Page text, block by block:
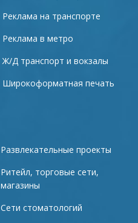
Реклама на транспорте
Реклама в метро
Ж/Д транспорт и вокзалы
Широкоформатная печать
Развлекательные проекты
Ритейл, торговые сети,
магазины
Сети стоматологий